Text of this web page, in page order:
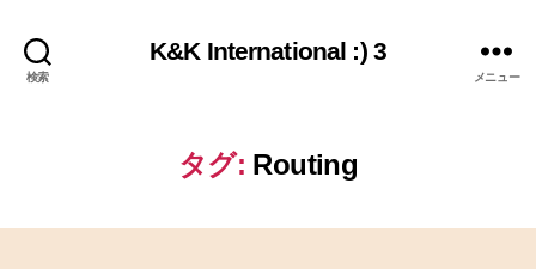
検索
K&K International :) 3
メニュー
タグ: Routing